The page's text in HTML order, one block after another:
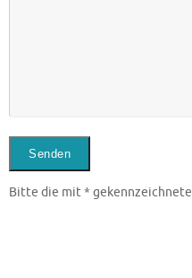
Bitte die mit *